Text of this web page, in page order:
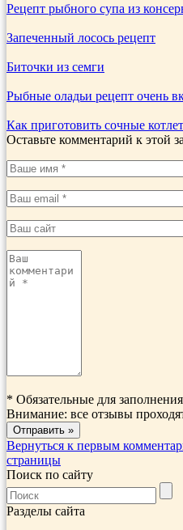
Рецепт рыбного супа из
Запеченный лосось рецепт
Биточки из семги
Рыбные оладьи рецепт очень
Как приготовить сочные
Оставьте комментарий к этой
* Обязательные для
Внимание: все отзывы
Вернуться к первым
страницы
Поиск по сайту
Разделы сайта